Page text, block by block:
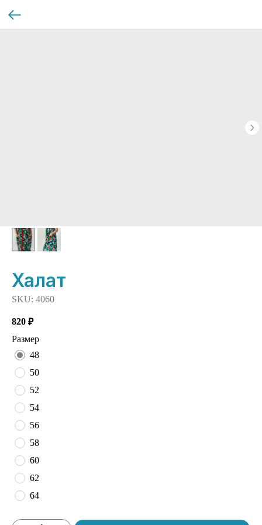
Халат
SKU: 4060
820 ₽
Размер
48
50
52
54
56
58
60
62
64